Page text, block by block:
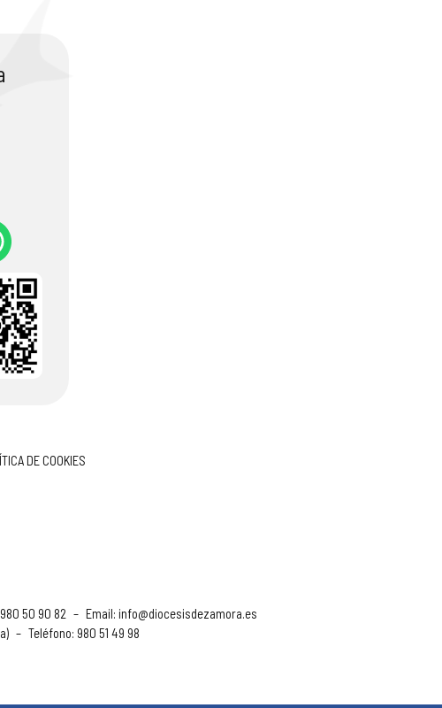
DE COOKIES
50 90 82 – Email: info@diocesisdezamora.es
– Teléfono: 980 51 49 98